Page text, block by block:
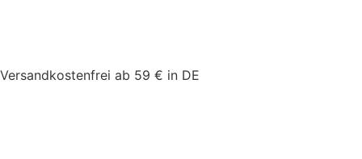
Versandkostenfrei ab 59 € in DE